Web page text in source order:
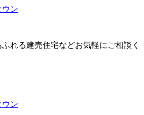
れる建売住宅などお気軽にご相談く